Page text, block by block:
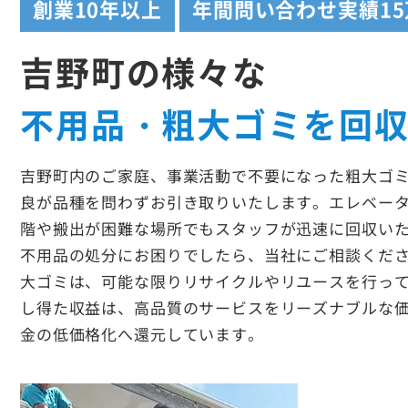
創業10年以上 年間問い合わせ実績
吉野町の様々な
不用品・粗大ゴミを回
吉野町内のご家庭、事業活動で不要になった粗大ゴ
良が品種を問わずお引き取りいたします。エレベー
階や搬出が困難な場所でもスタッフが迅速に回収い
不用品の処分にお困りでしたら、当社にご相談くだ
大ゴミは、可能な限りリサイクルやリユースを行っ
し得た収益は、高品質のサービスをリーズナブルな
金の低価格化へ還元しています。